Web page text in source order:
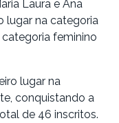
Laura e Ana
lugar na categoria
feminino
lugar na
conquistando a
de 46 inscritos.